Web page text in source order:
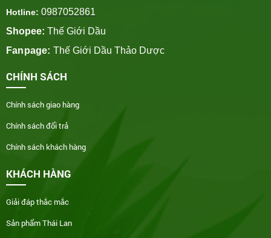
Hotline: 0987052861
Shopee: Thế Giới Dầu
Fanpage: Thế Giới Dầu Thảo Dược
CHÍNH SÁCH
Chính sách giao hàng
Chính sách đổi trả
Chính sách khách hàng
KHÁCH HÀNG
Giải đáp thắc mắc
Sản phẩm Thái Lan